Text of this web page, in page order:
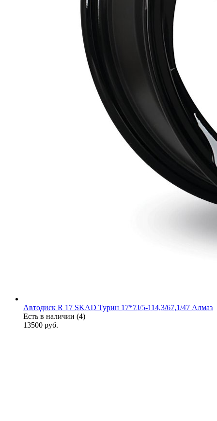
Автодиск R 17 SKAD Турин 17*7J/5-114,3/67,1/47 Алмаз
Есть в наличии (4)
13500 руб.